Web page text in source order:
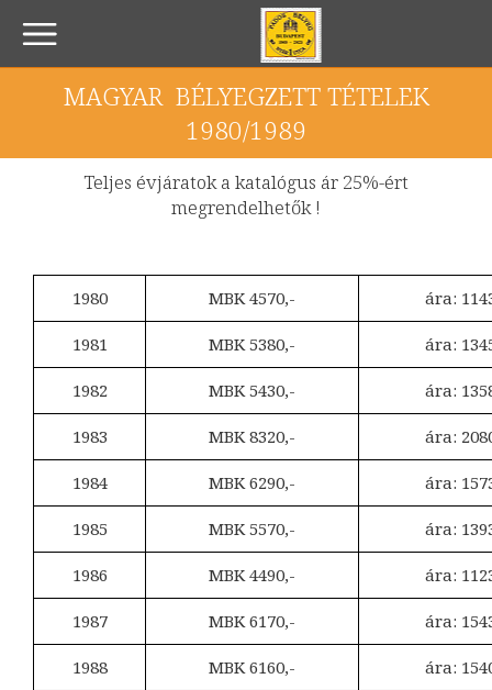
MAGYAR BÉLYEGZETT TÉTELEK
1980/1989
Teljes évjáratok a katalógus ár 25%-ért
megrendelhetők !
1980 MBK 4570,- ára:
1981 MBK 5380,- ára:
1982 MBK 5430,- ára:
1983 MBK 8320,- ára:
1984 MBK 6290,- ára:
1985 MBK 5570,- ára:
1986 MBK 4490,- ára:
1987 MBK 6170,- ára:
1988 MBK 6160,- ára: